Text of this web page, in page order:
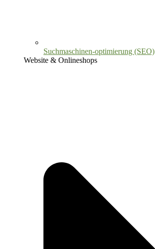
Suchmaschinen-optimierung (SEO)
Website & Onlineshops